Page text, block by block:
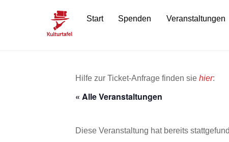
Start Spenden Veranstaltungen
Hilfe zur Ticket-Anfrage finden sie hier:
« Alle Veranstaltungen
Diese Veranstaltung hat bereits